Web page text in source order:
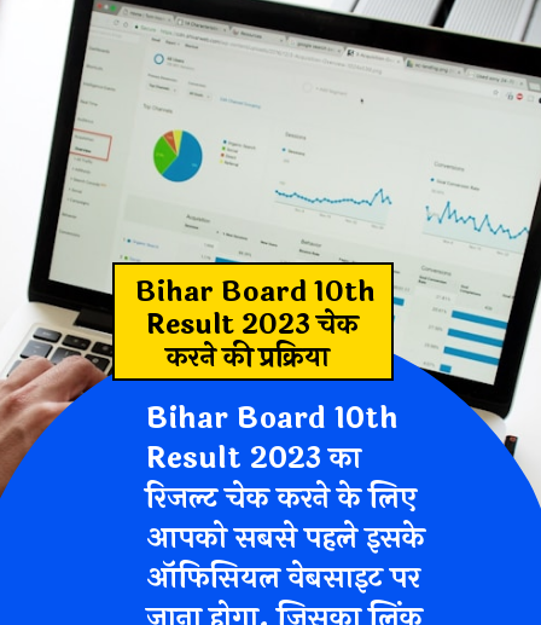
Bihar Board 10th
Result 2023चेक
करने की प्रक्रिया
Bihar Board 10th
Result 2023 का
रिजल्ट चेक करने के लिए
आपको सबसे पहले इसके
ऑफिसियल वेबसाइट पर